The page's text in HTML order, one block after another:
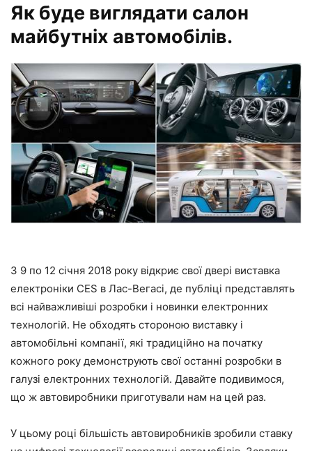
Як буде виглядати салон
майбутніх автомобілів.
З 9 по 12 січня 2018 року відкриє свої двері виставка
електроніки CES в Лас-Вегасі, де публіці представлять
всі найважливіші розробки і новинки електронних
технологій. Не обходять стороною виставку і
автомобільні компанії, які традиційно на початку
кожного року демонструють свої останні розробки в
галузі електронних технологій. Давайте подивимося,
що ж автовиробники приготували нам на цей раз.
У цьому році більшість автовиробників зробили ставку